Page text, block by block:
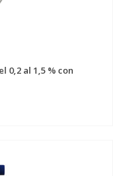
0,2 al 1,5 % con